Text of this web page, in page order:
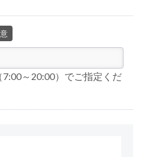
～20:00）でご指定くだ